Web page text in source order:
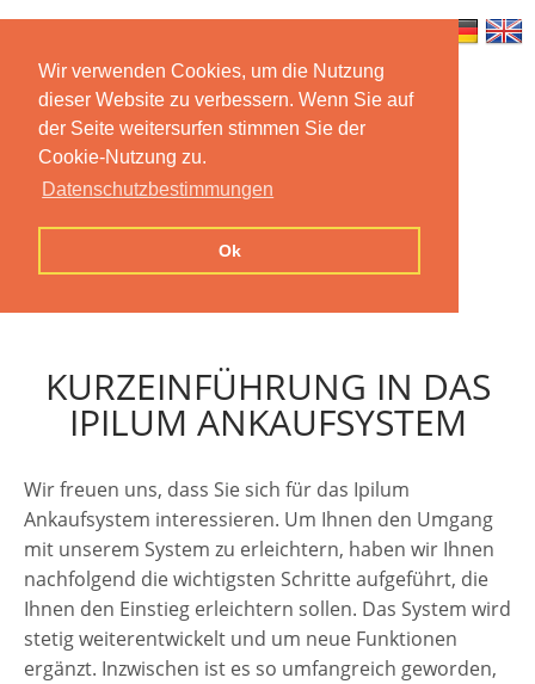
Wir verwenden Cookies, um die Nutzung
dieser Website zu verbessern. Wenn Sie auf
der Seite weitersurfen stimmen Sie der
Cookie-Nutzung zu.
Datenschutzbestimmungen
Ok
Home Features Mobile App
Preise
Contact us Imprint Privacy
KURZEINFÜHRUNG IN DAS
IPILUM ANKAUFSYSTEM
Wir freuen uns, dass Sie sich für das Ipilum
Ankaufsystem interessieren. Um Ihnen den Umgang
mit unserem System zu erleichtern, haben wir Ihnen
nachfolgend die wichtigsten Schritte aufgeführt, die
Ihnen den Einstieg erleichtern sollen. Das System wird
stetig weiterentwickelt und um neue Funktionen
ergänzt. Inzwischen ist es so umfangreich geworden,